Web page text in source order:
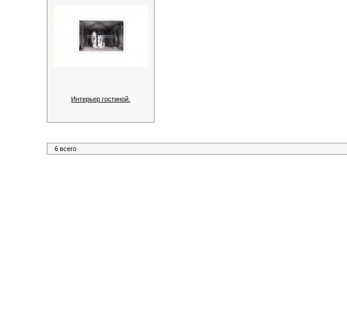
Интерьер гостиной.
6 всего